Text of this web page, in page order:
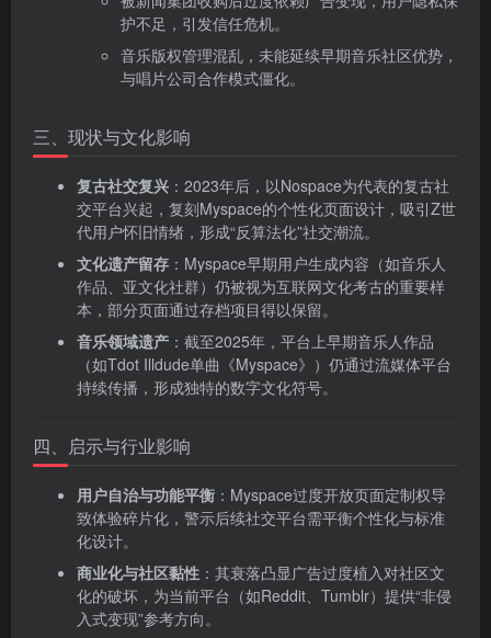
护不足，引发信任危机。
音乐版权管理混乱，未能延续早期音乐社区优势，
与唱片公司合作模式僵化。
三、现状与文化影响
复古社交复兴 ‌：2023年后，以Nospace为代表的复古社
交平台兴起，复刻Myspace的个性化页面设计，吸引Z世
代用户怀旧情绪，形成“反算法化”社交潮流。
文化遗产留存 ‌：Myspace早期用户生成内容（如音乐人
作品、亚文化社群）仍被视为互联网文化考古的重要样
本，部分页面通过存档项目得以保留。
音乐领域遗产 ‌：截至2025年，平台上早期音乐人作品
（如Tdot Illdude单曲《Myspace》）仍通过流媒体平台
持续传播，形成独特的数字文化符号。
四、启示与行业影响
用户自治与功能平衡 ‌：Myspace过度开放页面定制权导
致体验碎片化，警示后续社交平台需平衡个性化与标准
化设计。
商业化与社区黏性 ‌：其衰落凸显广告过度植入对社区文
化的破坏，为当前平台（如Reddit、Tumblr）提供“非侵
入式变现”参考方向。